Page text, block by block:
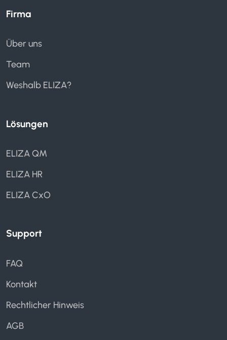
Firma
Über uns
Team
Weshalb ELIZA?
Lösungen
ELIZA QM
ELIZA HR
ELIZA CxO
Support
FAQ
Kontakt
Rechtlicher Hinweis
AGB